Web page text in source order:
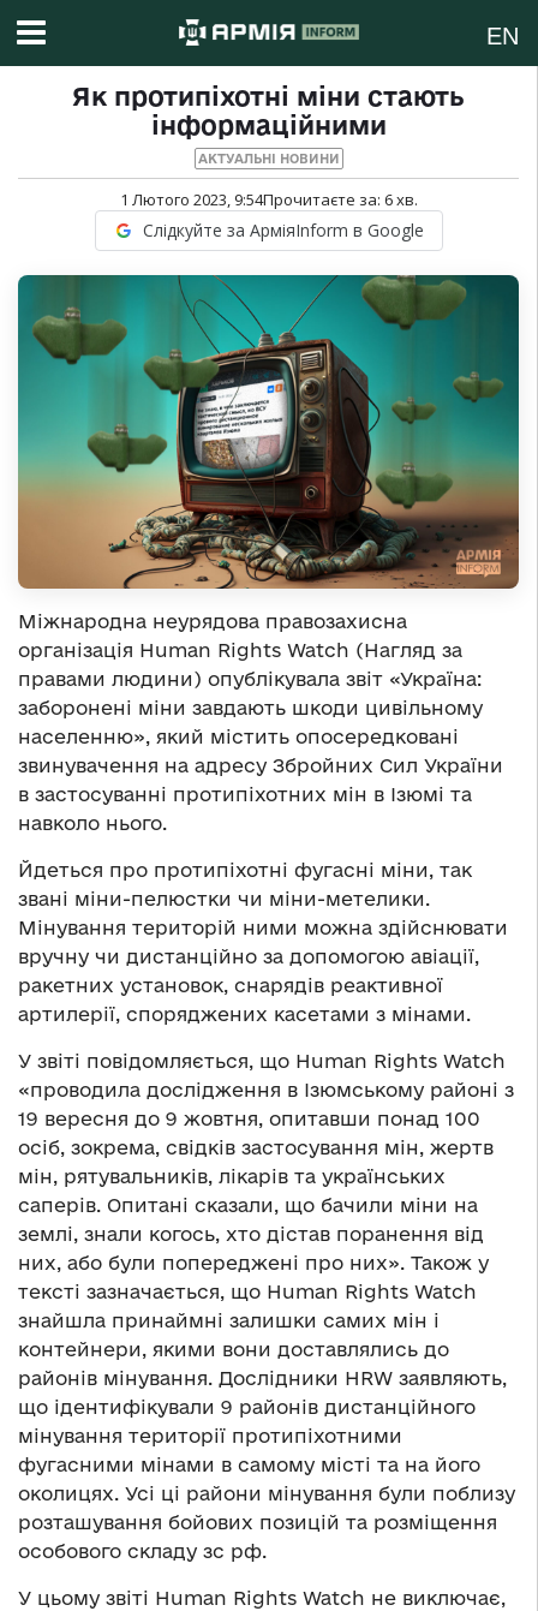
EN
Як протипіхотні міни стають
інформаційними
АКТУАЛЬНІ НОВИНИ
1 Лютого 2023, 9:54Прочитаєте за: 6хв.
Слідкуйте за АрміяInform в Google
Міжнародна неурядова правозахисна
організація Human Rights Watch (Нагляд за
правами людини) опублікувала звіт «Україна:
заборонені міни завдають шкоди цивільному
населенню», який містить опосередковані
звинувачення на адресу Збройних Сил України
в застосуванні протипіхотних мін в Ізюмі та
навколо нього.
Йдеться про протипіхотні фугасні міни, так
звані міни-пелюстки чи міни-метелики.
Мінування територій ними можна здійснювати
вручну чи дистанційно за допомогою авіації,
ракетних установок, снарядів реактивної
артилерії, споряджених касетами з мінами.
У звіті повідомляється, що Human Rights Watch
«проводила дослідження в Ізюмському районі з
19 вересня до 9 жовтня, опитавши понад 100
осіб, зокрема, свідків застосування мін, жертв
мін, рятувальників, лікарів та українських
саперів. Опитані сказали, що бачили міни на
землі, знали когось, хто дістав поранення від
них, або були попереджені про них». Також у
тексті зазначається, що Human Rights Watch
знайшла принаймні залишки самих мін і
контейнери, якими вони доставлялись до
районів мінування. Дослідники HRW заявляють,
що ідентифікували 9 районів дистанційного
мінування території протипіхотними
фугасними мінами в самому місті та на його
околицях. Усі ці райони мінування були поблизу
розташування бойових позицій та розміщення
особового складу зс рф.
У цьому звіті Human Rights Watch не виключає,